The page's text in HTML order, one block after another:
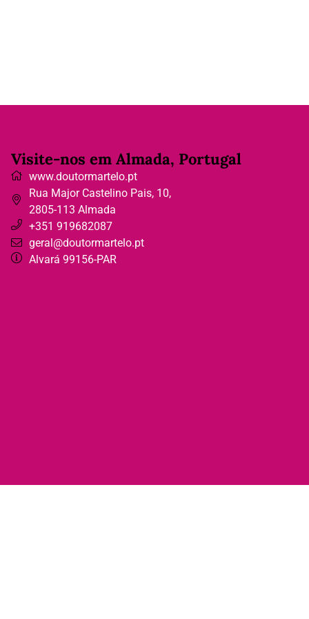
Visite-nos em Almada, Portugal
www.doutormartelo.pt
Rua Major Castelino Pais, 10,
2805-113 Almada
+351 919682087
geral@doutormartelo.pt
Alvará 99156-PAR